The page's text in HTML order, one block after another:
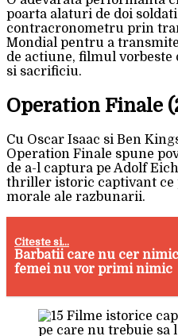
poarta alaturi de doi
contracronometru prin
Mondial pentru a
de actiune, filmul
si sacrificiu.
Operation Finale
Cu Oscar Isaac si Ben
Operation Finale spune
de a-l captura pe Adolf
thriller istoric captivant
morale ale razbunarii.
Citeste si...
Barbatii care nu cer
femei nu vor primi nimic